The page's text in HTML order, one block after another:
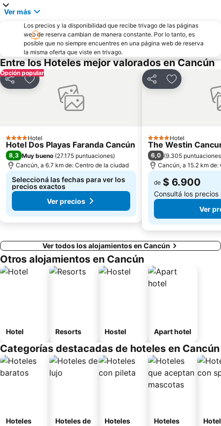
Ver más
Los precios y la disponibilidad que recibe trivago de las páginas
web de reserva cambian de manera constante. Por lo tanto, es
posible que no siempre encuentres en una página web de reserva
la misma oferta que viste en trivago.
Entre los Hoteles mejor valorados en Cancún
Opción popular
CompartirAñadir a favoritos
4 Estrellas
Hotel
Hotel Dos Playas Faranda Cancún
8,3 Muy bueno (27.175 puntuaciones)
Cancún, a 6.7 km de: Centro de la ciudad
Seleccioná las fechas para ver los
precios exactos
Ver precios
CompartirAñadir a
4 Estrellas
Hotel
The Westin
6,0 (9.305 puntuaciones
Cancún, a 15.2 km
de $ 6.900
Consultá los
Ver
Ver todos los alojamientos en Cancún
Otros alojamientos en Cancún
Hotel Resorts Hostel Apart hotel
Categorías destacadas de hoteles en Cancún
Hoteles
Hoteles de
Hoteles
Hoteles